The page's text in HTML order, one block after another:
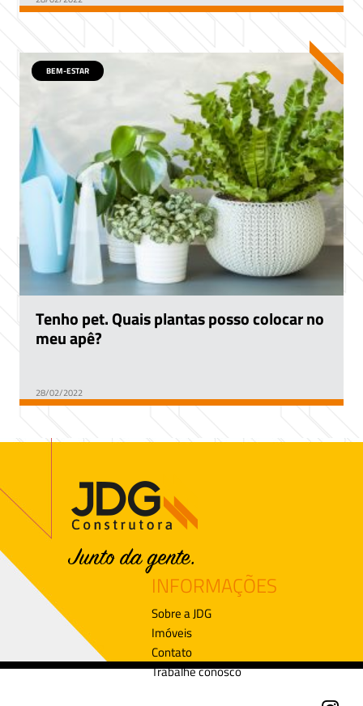
Tenho pet. Quais plantas posso colocar no
meu apê?
28/02/2022
BEM-ESTAR
INFORMAÇÕES
Sobre a JDG
Imóveis
Contato
Trabalhe conosco